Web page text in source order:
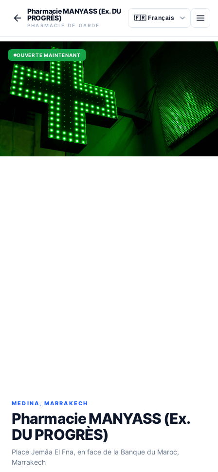
Pharmacie MANYASS (Ex. DU
PROGRÈS)
PHARMACIE DE GARDE
OUVERTE MAINTENANT
MEDINA, MARRAKECH
Pharmacie MANYASS (Ex.
DU PROGRÈS)
Place Jemâa El Fna, en face de la Banque du Maroc,
Marrakech